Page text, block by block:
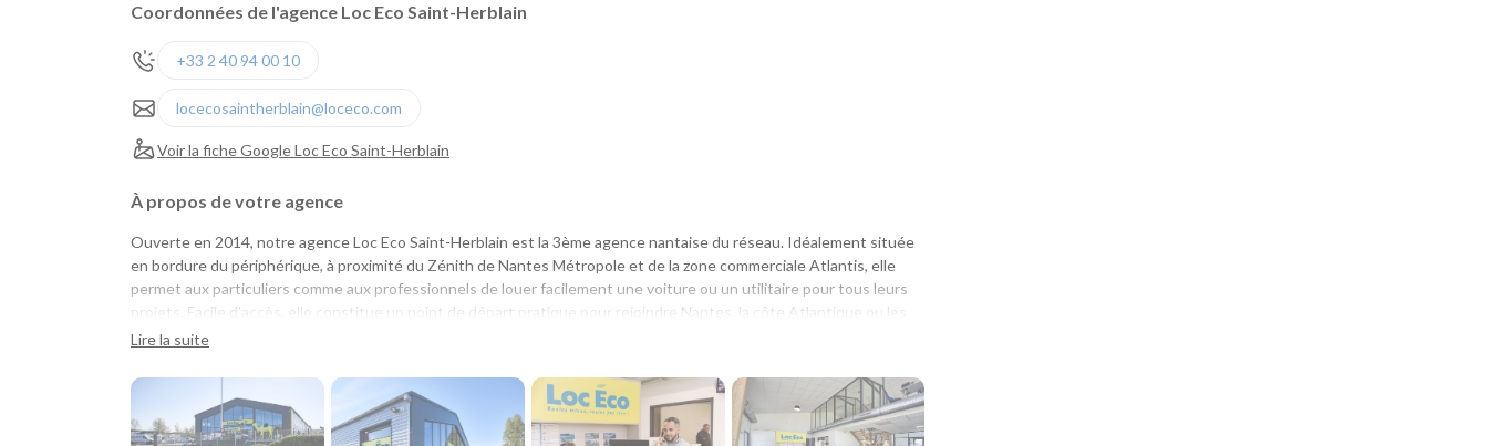
Coordonnées de l'agence Loc Eco Saint-Herblain
+33 2 40 94 00 10
locecosaintherblain@loceco.com
Voir la fiche Google Loc Eco Saint-Herblain
À propos de votre agence
Ouverte en 2014, notre agence Loc Eco Saint-Herblain est la 3ème agence nantaise du réseau. Idéalement située
en bordure du périphérique, à proximité du Zénith de Nantes Métropole et de la zone commerciale Atlantis, elle
permet aux particuliers comme aux professionnels de louer facilement une voiture ou un utilitaire pour tous leurs
projets. Facile d'accès, elle constitue un point de départ pratique pour rejoindre Nantes, la côte Atlantique ou les
grands axes de l'ouest.
Une agence pratique pour tous vos projets
Que vous prépariez un déménagement, des travaux, un déplacement professionnel, un départ en vacances ou que
Lire la suite